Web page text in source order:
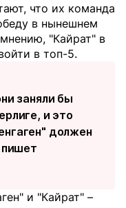
что их команда
в нынешнем
"Кайрат" в
в топ-5.
заняли бы
и это
должен
пишет
и "Кайрат" –